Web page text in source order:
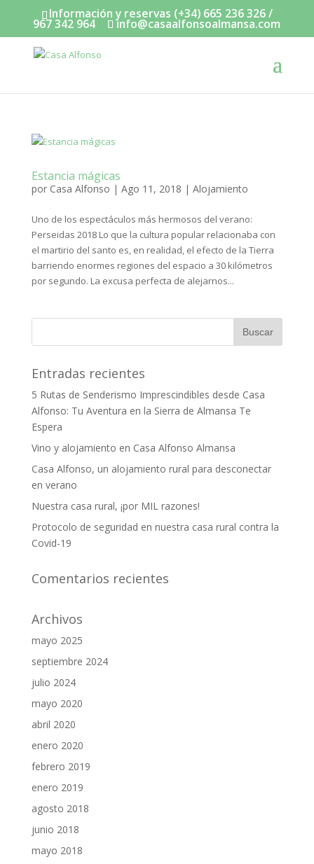
Información y reservas (+34) 665 236 326 /
967 342 964 info@casaalfonsoalmansa.com
Estancia mágicas
por Casa Alfonso | Ago 11, 2018 | Alojamiento
Uno de los espectáculos más hermosos del verano:
Perseidas 2018 Lo que la cultura popular relacionaba con
el martirio del santo es, en realidad, el efecto de la Tierra
barriendo enormes regiones del espacio a 30 kilómetros
por segundo. La excusa perfecta de alejarnos...
Entradas recientes
5 Rutas de Senderismo Imprescindibles desde Casa
Alfonso: Tu Aventura en la Sierra de Almansa Te
Espera
Vino y alojamiento en Casa Alfonso Almansa
Casa Alfonso, un alojamiento rural para desconectar
en verano
Nuestra casa rural, ¡por MIL razones!
Protocolo de seguridad en nuestra casa rural contra la
Covid-19
Comentarios recientes
Archivos
mayo 2025
septiembre 2024
julio 2024
mayo 2020
abril 2020
enero 2020
febrero 2019
enero 2019
agosto 2018
junio 2018
mayo 2018